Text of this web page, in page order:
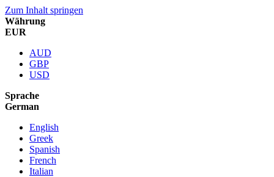
Zum Inhalt springen
Währung
EUR
AUD
GBP
USD
Sprache
German
English
Greek
Spanish
French
Italian